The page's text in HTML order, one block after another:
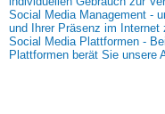
Social Media Management -
und Ihrer Präsenz im Internet
Social Media Plattformen -
Plattformen berät Sie unsere